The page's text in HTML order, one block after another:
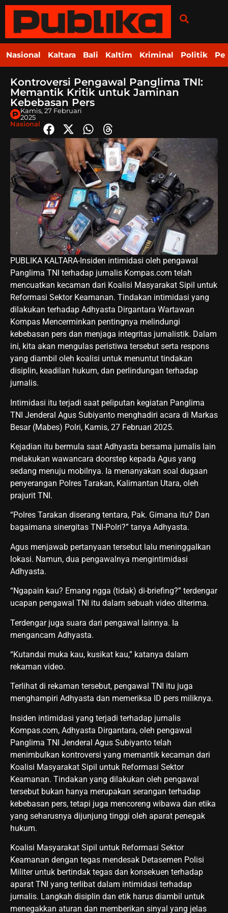
Nasional Kaltara Bali Kaltim Kriminal Politik
Kontroversi Pengawal Panglima TNI:
Memantik Kritik untuk Jaminan
Kebebasan Pers
Kamis, 27 Februari
2025
Nasional
PUBLIKA KALTARA-Insiden intimidasi oleh pengawal
Panglima TNI terhadap jurnalis Kompas.com telah
mencuatkan kecaman dari Koalisi Masyarakat Sipil untuk
Reformasi Sektor Keamanan. Tindakan intimidasi yang
dilakukan terhadap Adhyasta Dirgantara Wartawan
Kompas Mencerminkan pentingnya melindungi
kebebasan pers dan menjaga integritas jurnalistik. Dalam
ini, kita akan mengulas peristiwa tersebut serta respons
yang diambil oleh koalisi untuk menuntut tindakan
disiplin, keadilan hukum, dan perlindungan terhadap
jurnalis.
Intimidasi itu terjadi saat peliputan kegiatan Panglima
TNI Jenderal Agus Subiyanto menghadiri acara di Markas
Besar (Mabes) Polri, Kamis, 27 Februari 2025.
Kejadian itu bermula saat Adhyasta bersama jurnalis lain
melakukan wawancara doorstep kepada Agus yang
sedang menuju mobilnya. Ia menanyakan soal dugaan
penyerangan Polres Tarakan, Kalimantan Utara, oleh
prajurit TNI.
“Polres Tarakan diserang tentara, Pak. Gimana itu? Dan
bagaimana sinergitas TNI-Polri?” tanya Adhyasta.
Agus menjawab pertanyaan tersebut lalu meninggalkan
lokasi. Namun, dua pengawalnya mengintimidasi
Adhyasta.
“Ngapain kau? Emang ngga (tidak) di-briefing?” terdengar
ucapan pengawal TNI itu dalam sebuah video diterima.
Terdengar juga suara dari pengawal lainnya. Ia
mengancam Adhyasta.
“Kutandai muka kau, kusikat kau,” katanya dalam
rekaman video.
Terlihat di rekaman tersebut, pengawal TNI itu juga
menghampiri Adhyasta dan memeriksa ID pers miliknya.
Insiden intimidasi yang terjadi terhadap jurnalis
Kompas.com, Adhyasta Dirgantara, oleh pengawal
Panglima TNI Jenderal Agus Subiyanto telah
menimbulkan kontroversi yang memantik kecaman dari
Koalisi Masyarakat Sipil untuk Reformasi Sektor
Keamanan. Tindakan yang dilakukan oleh pengawal
tersebut bukan hanya merupakan serangan terhadap
kebebasan pers, tetapi juga mencoreng wibawa dan etika
yang seharusnya dijunjung tinggi oleh aparat penegak
hukum.
Koalisi Masyarakat Sipil untuk Reformasi Sektor
Keamanan dengan tegas mendesak Detasemen Polisi
Militer untuk bertindak tegas dan konsekuen terhadap
aparat TNI yang terlibat dalam intimidasi terhadap
jurnalis. Langkah disiplin dan etik harus diambil untuk
menegakkan aturan dan memberikan sinyal yang jelas